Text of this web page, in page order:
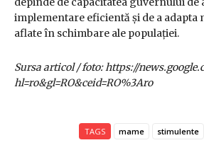
implementare eficientă și de a adapta
aflate în schimbare ale populației.
Sursa articol / foto: https://
hl=ro&gl=RO&ceid=RO%3Aro
TAGS mame stimulente